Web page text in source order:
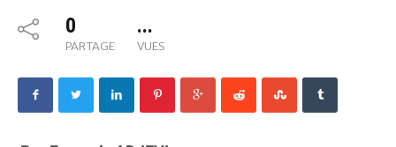
0
PARTAGE
...
VUES